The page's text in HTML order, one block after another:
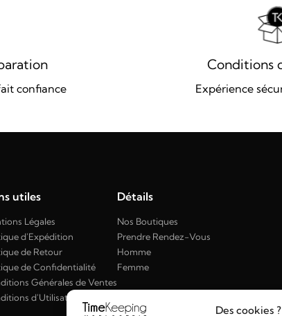
Des cookies ?
confiance
Conditions
Expérience
utiles
Légales
d'Expédition
de Retour
de Confidentialité
Générales de Ventes
d'Utilisation
Détails
Nos Boutiques
Prendre Rendez-Vous
Homme
Femme